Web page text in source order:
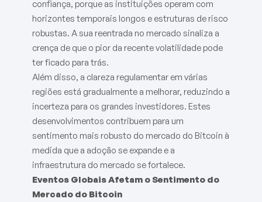
confiança, porque as instituições operam com
horizontes temporais longos e estruturas de risco
robustas. A sua reentrada no mercado sinaliza a
crença de que o pior da recente volatilidade pode
ter ficado para trás.
Além disso, a clareza regulamentar em várias
regiões está gradualmente a melhorar, reduzindo a
incerteza para os grandes investidores. Estes
desenvolvimentos contribuem para um
sentimento mais robusto do mercado do Bitcoin à
medida que a adoção se expande e a
infraestrutura do mercado se fortalece.
Eventos Globais Afetam o Sentimento do
Mercado do Bitcoin